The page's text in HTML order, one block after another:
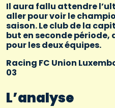
Il aura fallu attendre
aller pour voir le
saison. Le club de la
but en seconde
pour les deux équipes.
Racing FC Union
03
L’analyse